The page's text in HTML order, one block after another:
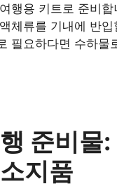
행용 키트로 준비합
체류를 기내에 반
필요하다면 수하물
준비물
지품